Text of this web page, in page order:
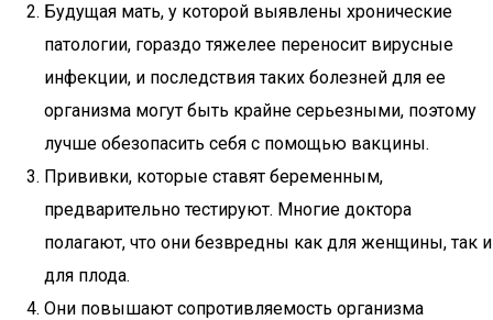
Будущая мать, у которой выявлены хронические
патологии, гораздо тяжелее переносит вирусные
инфекции, и последствия таких болезней для ее
организма могут быть крайне серьезными, поэтому
лучше обезопасить себя с помощью вакцины.
Прививки, которые ставят беременным,
предварительно тестируют. Многие доктора
полагают, что они безвредны как для женщины, так и
для плода.
Они повышают сопротивляемость организма